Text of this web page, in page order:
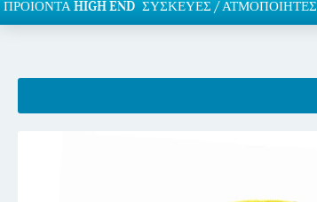
ΠΡΟΙΌΝΤΑ HIGH END ΣΥΣΚΕΥΈΣ / ΑΤΜΟΠΟΙΗΤΈΣ